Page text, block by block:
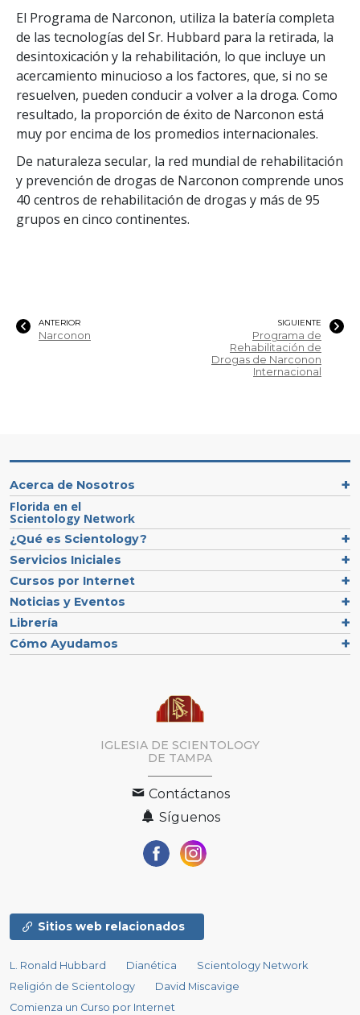
El Programa de Narconon, utiliza la batería completa
de las tecnologías del Sr. Hubbard para la retirada, la
desintoxicación y la rehabilitación, lo que incluye un
acercamiento minucioso a los factores, que, si no se
resuelven, pueden conducir a volver a la droga. Como
resultado, la proporción de éxito de Narconon está
muy por encima de los promedios internacionales.
De naturaleza secular, la red mundial de rehabilitación
y prevención de drogas de Narconon comprende unos
40 centros de rehabilitación de drogas y más de 95
grupos en cinco continentes.
ANTERIOR
Narconon
SIGUIENTE
Programa de
Rehabilitación de
Drogas de Narconon
Internacional
Acerca de Nosotros
Florida en el
Scientology Network
¿Qué es Scientology?
Servicios Iniciales
Cursos por Internet
Noticias y Eventos
Librería
Cómo Ayudamos
IGLESIA DE SCIENTOLOGY
DE TAMPA
Contáctanos
Síguenos
Sitios web relacionados
L. Ronald Hubbard Dianética
Scientology Network
Religión de Scientology
David Miscavige
Comienza un Curso por Internet